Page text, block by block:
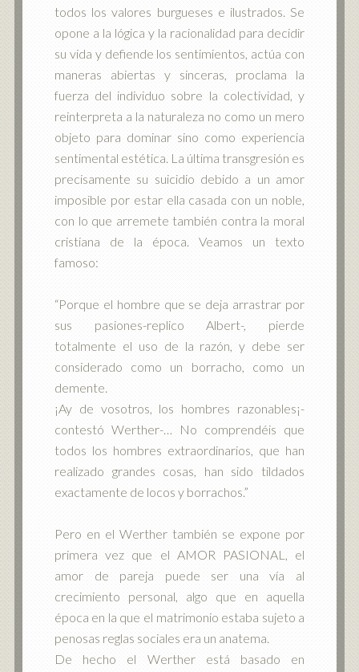
todos los valores burgueses e ilustrados. Se
opone a la lógica y la racionalidad para decidir
su vida y defiende los sentimientos, actúa con
maneras abiertas y sinceras, proclama la
fuerza del individuo sobre la colectividad, y
reinterpreta a la naturaleza no como un mero
objeto para dominar sino como experiencia
sentimental estética. La última transgresión es
precisamente su suicidio debido a un amor
imposible por estar ella casada con un noble,
con lo que arremete también contra la moral
cristiana de la época. Veamos un texto
famoso:
“Porque el hombre que se deja arrastrar por
sus pasiones-replico Albert-, pierde
totalmente el uso de la razón, y debe ser
considerado como un borracho, como un
demente.
¡Ay de vosotros, los hombres razonables¡-
contestó Werther-… No comprendéis que
todos los hombres extraordinarios, que han
realizado grandes cosas, han sido tildados
exactamente de locos y borrachos.”
Pero en el Werther también se expone por
primera vez que el AMOR PASIONAL, el
amor de pareja puede ser una vía al
crecimiento personal, algo que en aquella
época en la que el matrimonio estaba sujeto a
penosas reglas sociales era un anatema.
De hecho el Werther está basado en